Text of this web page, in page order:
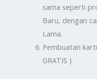
sama seperti
Baru, dengan
Lama.
Pembuatan
GRATIS )